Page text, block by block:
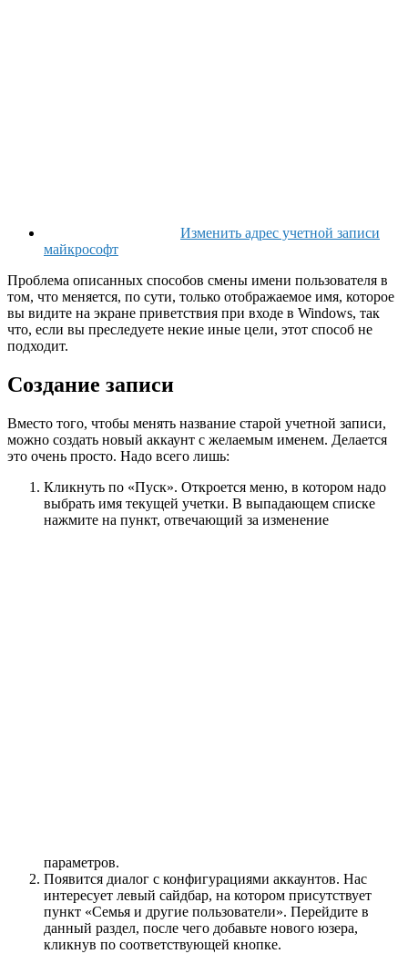
Изменить адрес учетной записи
майкрософт
Проблема описанных способов смены имени пользователя в
том, что меняется, по сути, только отображаемое имя, которое
вы видите на экране приветствия при входе в Windows, так
что, если вы преследуете некие иные цели, этот способ не
подходит.
Создание записи
Вместо того, чтобы менять название старой учетной записи,
можно создать новый аккаунт с желаемым именем. Делается
это очень просто. Надо всего лишь:
Кликнуть по «Пуск». Откроется меню, в котором надо
выбрать имя текущей учетки. В выпадающем списке
нажмите на пункт, отвечающий за изменение
параметров.
Появится диалог с конфигурациями аккаунтов. Нас
интересует левый сайдбар, на котором присутствует
пункт «Семья и другие пользователи». Перейдите в
данный раздел, после чего добавьте нового юзера,
кликнув по соответствующей кнопке.